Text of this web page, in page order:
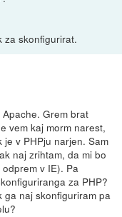
za skonfigurirat.
Grem brat
vem kaj morm narest,
je v PHPju narjen. Sam
naj zrihtam, da mi bo
v IE). Pa
za PHP?
ga naj skonfiguriram pa